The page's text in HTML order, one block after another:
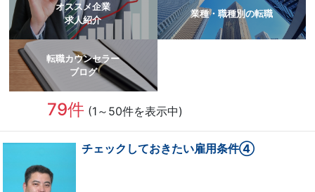
79件 (1～50件を表示中)
チェックしておきたい雇用条件④
オススメ企業
求人紹介
業種・職種別の転職
転職カウンセラー
ブログ